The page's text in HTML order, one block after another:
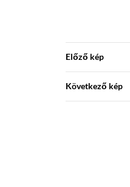
Előző kép
Következő kép